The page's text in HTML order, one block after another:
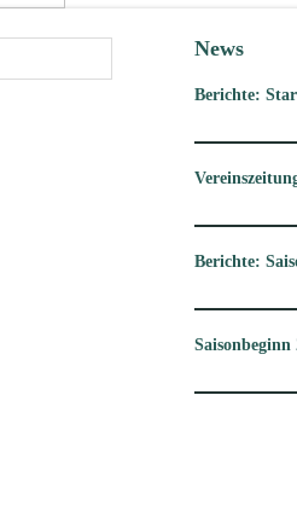
News
Berichte:
Berichte:
Saisonbeginn